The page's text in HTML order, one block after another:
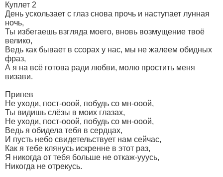
Куплет 2
День ускользает с глаз снова прочь и наступает лунная
ночь,
Ты избегаешь взгляда моего, вновь возмущение твоё
велико,
Ведь как бывает в ссорах у нас, мы не жалеем обидных
фраз,
А я на всё готова ради любви, молю простить меня
визави.
Припев
Не уходи, пост-ооой, побудь со мн-ооой,
Ты видишь слёзы в моих глазах,
Не уходи, пост-ооой, побудь со мн-ооой,
Ведь я обидела тебя в сердцах,
И пусть небо свидетельствует нам сейчас,
Как я тебе клянусь искренне в этот раз,
Я никогда от тебя больше не откаж-ууусь,
Никогда не отрекусь.